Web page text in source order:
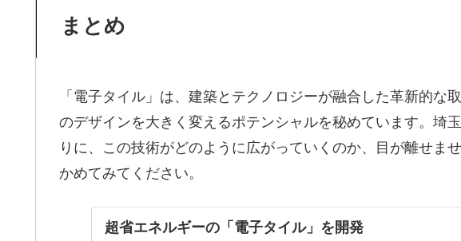
まとめ
「電子タイル」は、建築とテクノロジーが融合した革新的な
のデザインを大きく変えるポテンシャルを秘めています。埼
りに、この技術がどのように広がっていくのか、目が離せま
かめてみてください。
超省エネルギーの「電子タイル」を開発